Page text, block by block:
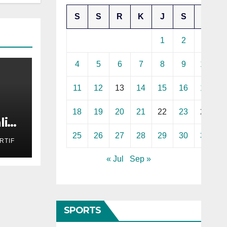
S S R K J S
1 2
4 5 6 7 8 9 10
11 12 13 14 15 16 17
18 19 20 21 22 23 24
25 26 27 28 29 30 31
« Jul Sep »
SPORTS